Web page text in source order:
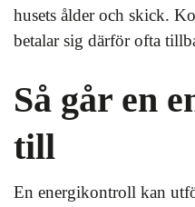
husets ålder och skick.
betalar sig därför ofta
Så går en
till
En energikontroll kan